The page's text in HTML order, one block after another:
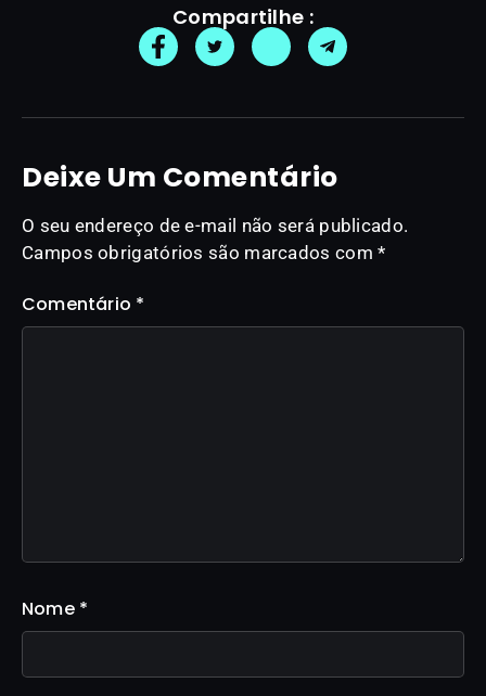
Compartilhe :
Deixe Um Comentário
O seu endereço de e-mail não será publicado.
Campos obrigatórios são marcados com*
Comentário *
Nome *